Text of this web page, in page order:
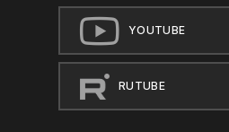
YOUTUBE
RUTUBE